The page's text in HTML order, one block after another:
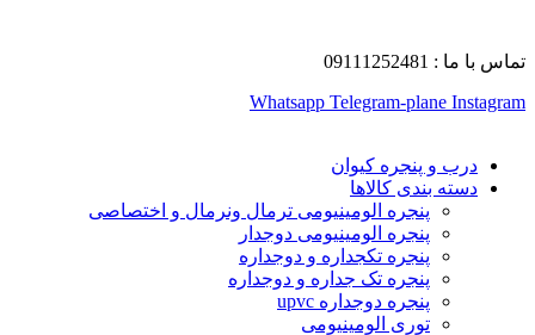
تماس با ما : 09111252481
Whatsapp Telegram-plane Instagram
درب و پنجره کیوان
دسته بندی کالاها
پنجره الومینیومی ترمال ونرمال و اختصاصی
پنجره الومینیومی دوجدار
پنجره تکجداره و دوجداره
پنجره تک جداره و دوجداره
پنجره دوجداره upvc
توری الومینیومی